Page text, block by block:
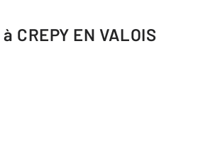
CREPY EN VALOIS